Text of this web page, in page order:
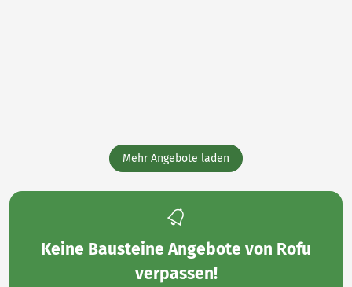
Mehr Angebote laden
Keine Bausteine Angebote von Rofu
verpassen!